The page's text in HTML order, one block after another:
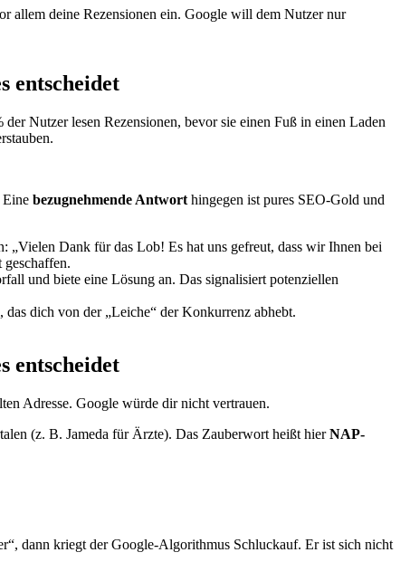
allem deine Rezensionen ein. Google will dem Nutzer nur
entscheidet
Nutzer lesen Rezensionen, bevor sie einen Fuß in einen Laden
Eine bezugnehmende Antwort hingegen ist pures SEO-Gold und
Dank für das Lob! Es hat uns gefreut, dass wir Ihnen bei
und biete eine Lösung an. Das signalisiert potenziellen
dich von der „Leiche“ der Konkurrenz abhebt.
entscheidet
Adresse. Google würde dir nicht vertrauen.
(z. B. Jameda für Ärzte). Das Zauberwort heißt hierNAP-
dann kriegt der Google-Algorithmus Schluckauf. Er ist sich nicht